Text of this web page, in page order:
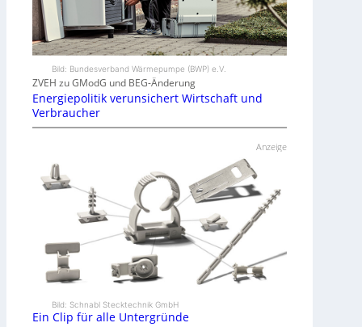
Bild: Bundesverband Wärmepumpe (BWP) e.V.
ZVEH zu GModG und BEG-Änderung
Energiepolitik verunsichert Wirtschaft und
Verbraucher
Anzeige
Bild: Schnabl Stecktechnik GmbH
Ein Clip für alle Untergründe